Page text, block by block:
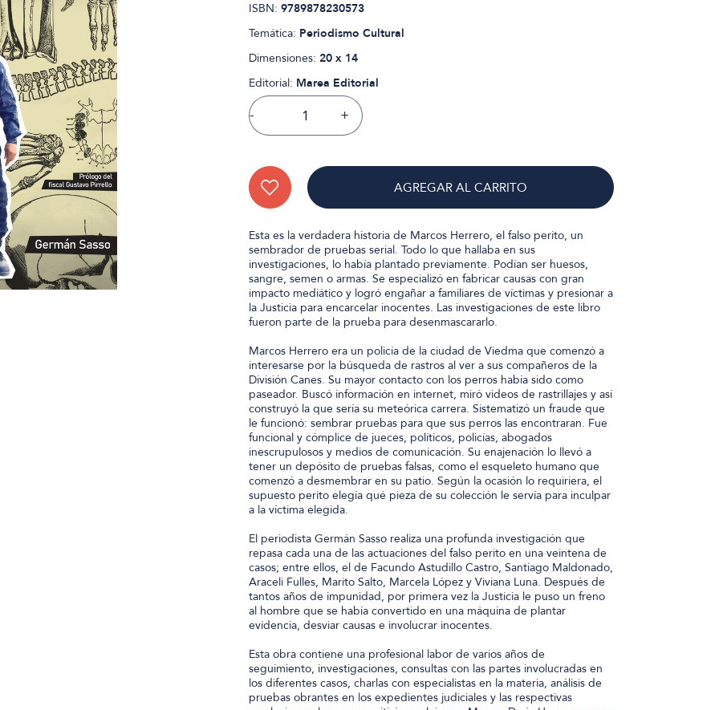
ISBN: 9789878230573
Temática: Periodismo Cultural
Dimensiones: 20 x 14
Editorial: Marea Editorial
- +
AGREGAR AL CARRITO
Esta es la verdadera historia de Marcos Herrero, el falso perito, un
sembrador de pruebas serial. Todo lo que hallaba en sus
investigaciones, lo había plantado previamente. Podían ser huesos,
sangre, semen o armas. Se especializó en fabricar causas con gran
impacto mediático y logró engañar a familiares de víctimas y presionar a
la Justicia para encarcelar inocentes. Las investigaciones de este libro
fueron parte de la prueba para desenmascararlo.
Marcos Herrero era un policía de la ciudad de Viedma que comenzó a
interesarse por la búsqueda de rastros al ver a sus compañeros de la
División Canes. Su mayor contacto con los perros había sido como
paseador. Buscó información en internet, miró videos de rastrillajes y así
construyó la que sería su meteórica carrera. Sistematizó un fraude que
le funcionó: sembrar pruebas para que sus perros las encontraran. Fue
funcional y cómplice de jueces, políticos, policías, abogados
inescrupulosos y medios de comunicación. Su enajenación lo llevó a
tener un depósito de pruebas falsas, como el esqueleto humano que
comenzó a desmembrar en su patio. Según la ocasión lo requiriera, el
supuesto perito elegía qué pieza de su colección le servía para inculpar
a la víctima elegida.
El periodista Germán Sasso realiza una profunda investigación que
repasa cada una de las actuaciones del falso perito en una veintena de
casos; entre ellos, el de Facundo Astudillo Castro, Santiago Maldonado,
Araceli Fulles, Marito Salto, Marcela López y Viviana Luna. Después de
tantos años de impunidad, por primera vez la Justicia le puso un freno
al hombre que se había convertido en una máquina de plantar
evidencia, desviar causas e involucrar inocentes.
Esta obra contiene una profesional labor de varios años de
seguimiento, investigaciones, consultas con las partes involucradas en
los diferentes casos, charlas con especialistas en la materia, análisis de
pruebas obrantes en los expedientes judiciales y las respectivas